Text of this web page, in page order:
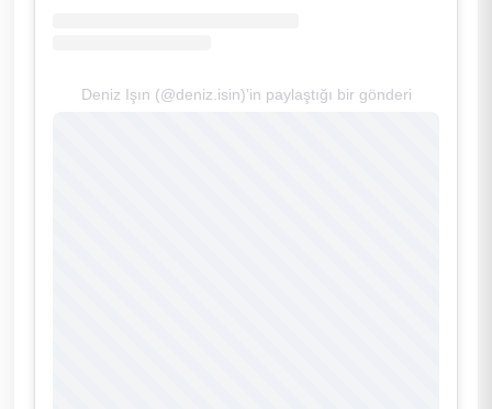
Deniz Işın (@deniz.isin)’in paylaştığı bir gönderi